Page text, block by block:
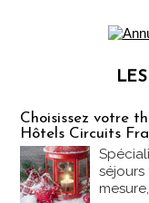
Choisissez votre
Hôtels Circuits